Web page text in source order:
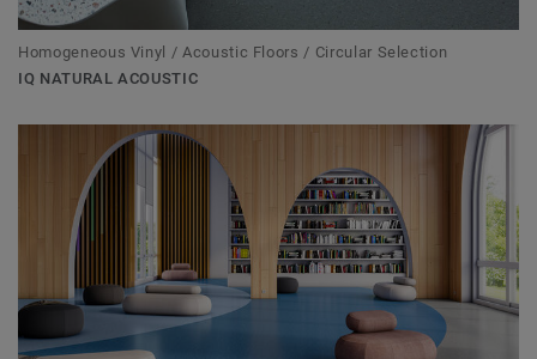
Homogeneous Vinyl / Acoustic Floors / Circular Selection
IQ NATURAL ACOUSTIC